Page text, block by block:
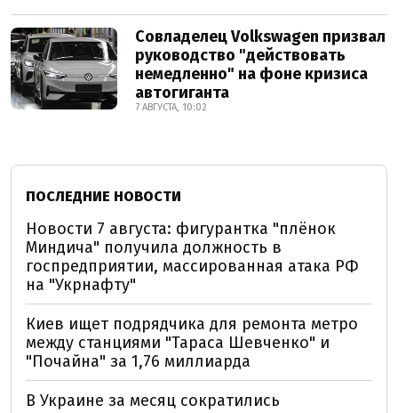
Совладелец Volkswagen призвал
руководство "действовать
немедленно" на фоне кризиса
автогиганта
7 АВГУСТА, 10:02
ПОСЛЕДНИЕ НОВОСТИ
Новости 7 августа: фигурантка "плёнок
Миндича" получила должность в
госпредприятии, массированная атака РФ
на "Укрнафту"
Киев ищет подрядчика для ремонта метро
между станциями "Тараса Шевченко" и
"Почайна" за 1,76 миллиарда
В Украине за месяц сократились